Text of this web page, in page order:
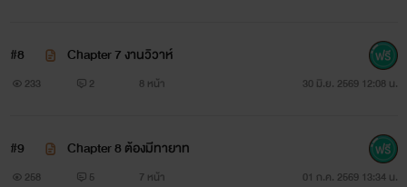
#8 Chapter 7 งานวิวาห์
233 2 8 หน้า 30 มิ.ย. 2569 12:08 น.
#9 Chapter 8 ต้องมีทายาท
258 5 7 หน้า 01 ก.ค. 2569 13:34 น.